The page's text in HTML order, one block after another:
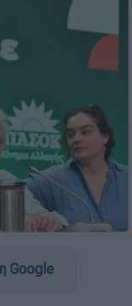
Google